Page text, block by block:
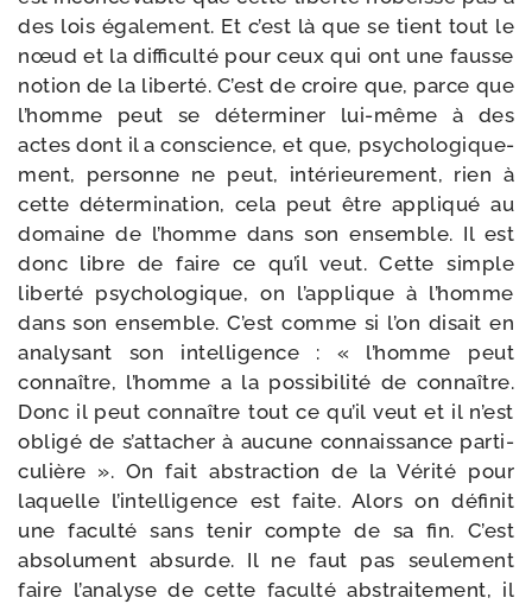
des lois éga­le­ment. Et c’est là que se tient tout le
nœud et la dif­fi­cul­té pour ceux qui ont une fausse
notion de la liber­té. C’est de croire que, parce que
l’homme peut se déter­mi­ner lui-​même à des
actes dont il a conscience, et que, psy­cho­lo­gi­que­
ment, per­sonne ne peut, inté­rieu­re­ment, rien à
cette déter­mi­na­tion, cela peut être appli­qué au
domaine de l’homme dans son ensemble. Il est
donc libre de faire ce qu’il veut. Cette simple
liber­té psy­cho­lo­gique, on l’applique à l’homme
dans son ensemble. C’est comme si l’on disait en
ana­ly­sant son intel­li­gence : « l’homme peut
connaître, l’homme a la pos­si­bi­li­té de connaître.
Donc il peut connaître tout ce qu’il veut et il n’est
obli­gé de s’attacher à aucune connais­sance par­ti­
cu­lière ». On fait abs­trac­tion de la Vérité pour
laquelle l’intelligence est faite. Alors on défi­nit
une facul­té sans tenir compte de sa fin. C’est
abso­lu­ment absurde. Il ne faut pas seule­ment
faire l’analyse de cette facul­té abs­trai­te­ment, il